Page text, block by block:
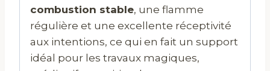
combustion stable, une flamme
régulière et une excellente réceptivité
aux intentions, ce qui en fait un support
idéal pour les travaux magiques,